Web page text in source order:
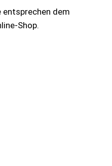
entsprechen dem
Shop.